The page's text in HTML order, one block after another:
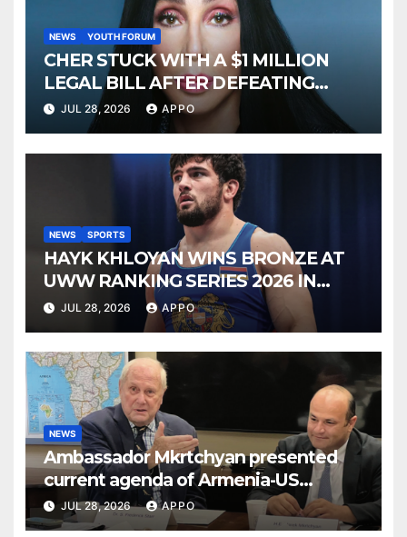
NEWS YOUTH FORUM
CHER STUCK WITH A $1 MILLION
LEGAL BILL AFTER DEFEATING
SONNY BONO’S WIDOW
JUL 28, 2026 APPO
NEWS SPORTS
HAYK KHLOYAN WINS BRONZE AT
UWW RANKING SERIES 2026 IN
BUDAPEST
JUL 28, 2026 APPO
NEWS
Ambassador Mkrtchyan presented
current agenda of Armenia-US
relations at American Foreign Policy
Council
JUL 28, 2026 APPO